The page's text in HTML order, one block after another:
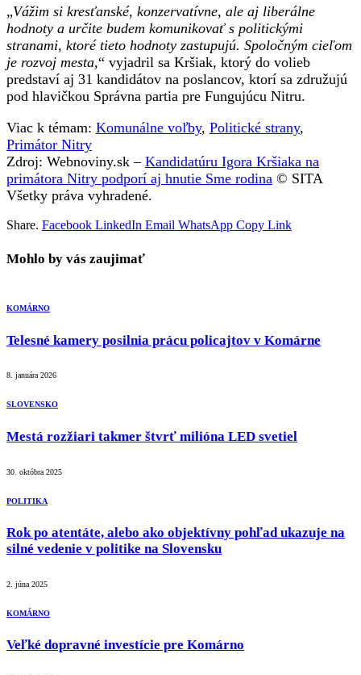
„Vážim si kresťanské, konzervatívne, ale aj liberálne
hodnoty a určite budem komunikovať s politickými
stranami, ktoré tieto hodnoty zastupujú. Spoločným cieľom
je rozvoj mesta,“ vyjadril sa Kršiak, ktorý do volieb
predstaví aj 31 kandidátov na poslancov, ktorí sa združujú
pod hlavičkou Správna partia pre Fungujúcu Nitru.
Viac k témam: Komunálne voľby, Politické strany,
Primátor Nitry
Zdroj: Webnoviny.sk – Kandidatúru Igora Kršiaka na
primátora Nitry podporí aj hnutie Sme rodina © SITA
Všetky práva vyhradené.
Share. Facebook LinkedIn Email WhatsApp Copy Link
Mohlo by vás zaujimať
KOMÁRNO
Telesné kamery posilnia prácu policajtov v Komárne
8. januára 2026
SLOVENSKO
Mestá rozžiari takmer štvrť milióna LED svetiel
30. októbra 2025
POLITIKA
Rok po atentáte, alebo ako objektívny pohľad ukazuje na
silné vedenie v politike na Slovensku
2. júna 2025
KOMÁRNO
Veľké dopravné investície pre Komárno